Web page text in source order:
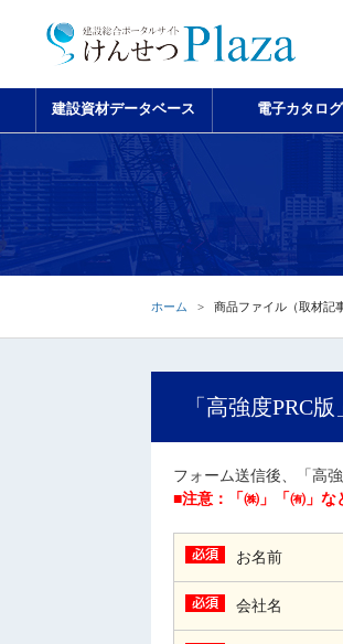
建設資材データベース 電子カタログ
ホーム 商品ファイル（取材記
「高強度PRC
フォーム送信後、「高
■注意：「㈱」「㈲」な
お名前
会社名